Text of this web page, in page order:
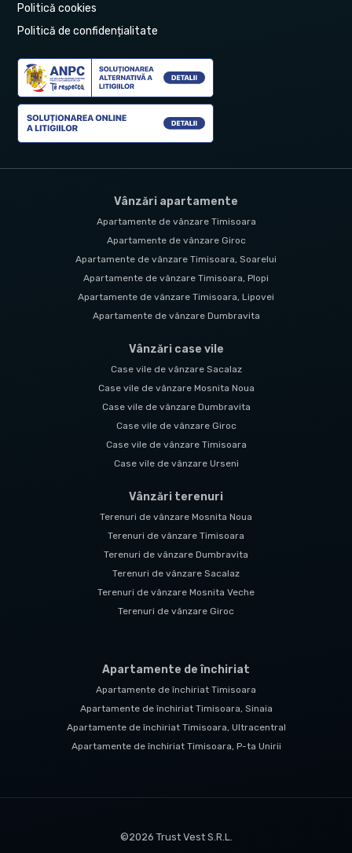
Politică cookies
Politică de confidențialitate
Vânzări apartamente
Apartamente de vânzare Timisoara
Apartamente de vânzare Giroc
Apartamente de vânzare Timisoara, Soarelui
Apartamente de vânzare Timisoara, Plopi
Apartamente de vânzare Timisoara, Lipovei
Apartamente de vânzare Dumbravita
Vânzări case vile
Case vile de vânzare Sacalaz
Case vile de vânzare Mosnita Noua
Case vile de vânzare Dumbravita
Case vile de vânzare Giroc
Case vile de vânzare Timisoara
Case vile de vânzare Urseni
Vânzări terenuri
Terenuri de vânzare Mosnita Noua
Terenuri de vânzare Timisoara
Terenuri de vânzare Dumbravita
Terenuri de vânzare Sacalaz
Terenuri de vânzare Mosnita Veche
Terenuri de vânzare Giroc
Apartamente de închiriat
Apartamente de închiriat Timisoara
Apartamente de închiriat Timisoara, Sinaia
Apartamente de închiriat Timisoara, Ultracentral
Apartamente de închiriat Timisoara, P-ta Unirii
©2026 Trust Vest S.R.L.